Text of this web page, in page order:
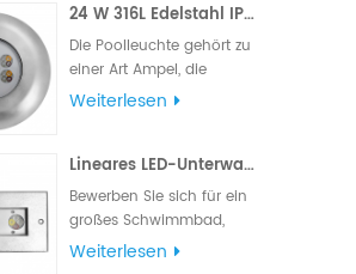
Epistar- Chips, Lieferung
mit VDE-Gummikabel
oder UL-Gummikabel.
24 W 316L Edelstahl IP68 LED-Poolleuchte für den Außenbereich
Die Poolleuchte gehört zu
einer Art Ampel, die
verschiedene
erfüllt. Die
Wasserdichtigkeitsklasse
IP68 eignet sich für
Navigationslichter und
Weiterlesen
Lineares LED-Unterwasserlicht aus Edelstahl 316L
Bewerben Sie sich für ein
großes Schwimmbad,
einen Teich, einen
Weiterlesen